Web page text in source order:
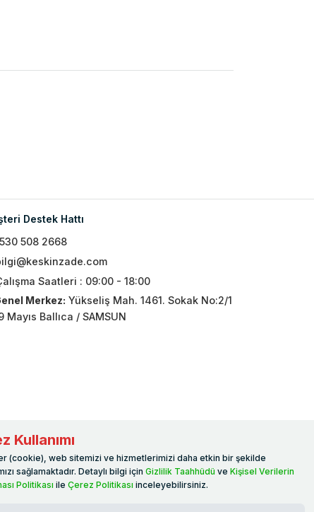
Destek Hattı
508 2668
Saatleri : 09:00 - 18:00
Merkez: Yükseliş Mah. 1461. Sokak No:2/1
Mayıs Ballıca / SAMSUN
Kullanımı
(cookie), web sitemizi ve hizmetlerimizi daha etkin bir şekilde
sağlamaktadır. Detaylı bilgi için Gizlilik Taahhüdü ve Kişisel Verilerin
Politikası ile Çerez Politikası inceleyebilirsiniz.